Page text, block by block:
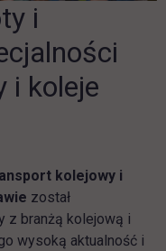
i
i koleje
kolejowy i
został
z branżą kolejową i
wysoką aktualność i